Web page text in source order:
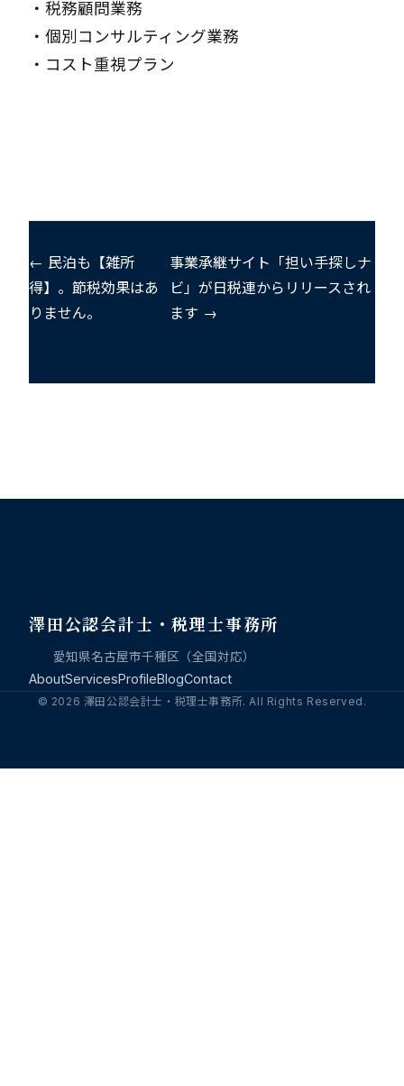
・ 税務顧問業務
・ 個別コンサルティング業務
・ コスト重視プラン
← 民泊も【雑所
得】。節税効果はあ
りません。
事業承継サイト「担い手探しナ
ビ」が日税連からリリースされ
ます →
澤田公認会計士・税理士事務所
愛知県名古屋市千種区（全国対応）
AboutServicesProfileBlogContact
© 2026 澤田公認会計士・税理士事務所. All Rights Reserved.